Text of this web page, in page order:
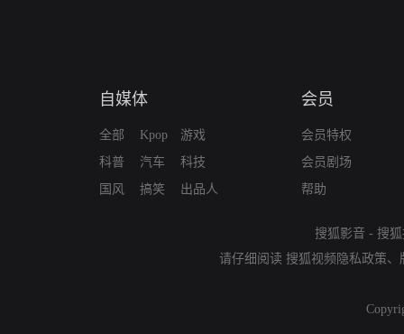
自媒体
全部
科普
国风
Kpop
汽车
搞笑
游戏
科技
出品人
会员
会员特权
会员剧场
帮助
搜狐影音 - 搜
请仔细阅读 搜狐视频隐私政策、